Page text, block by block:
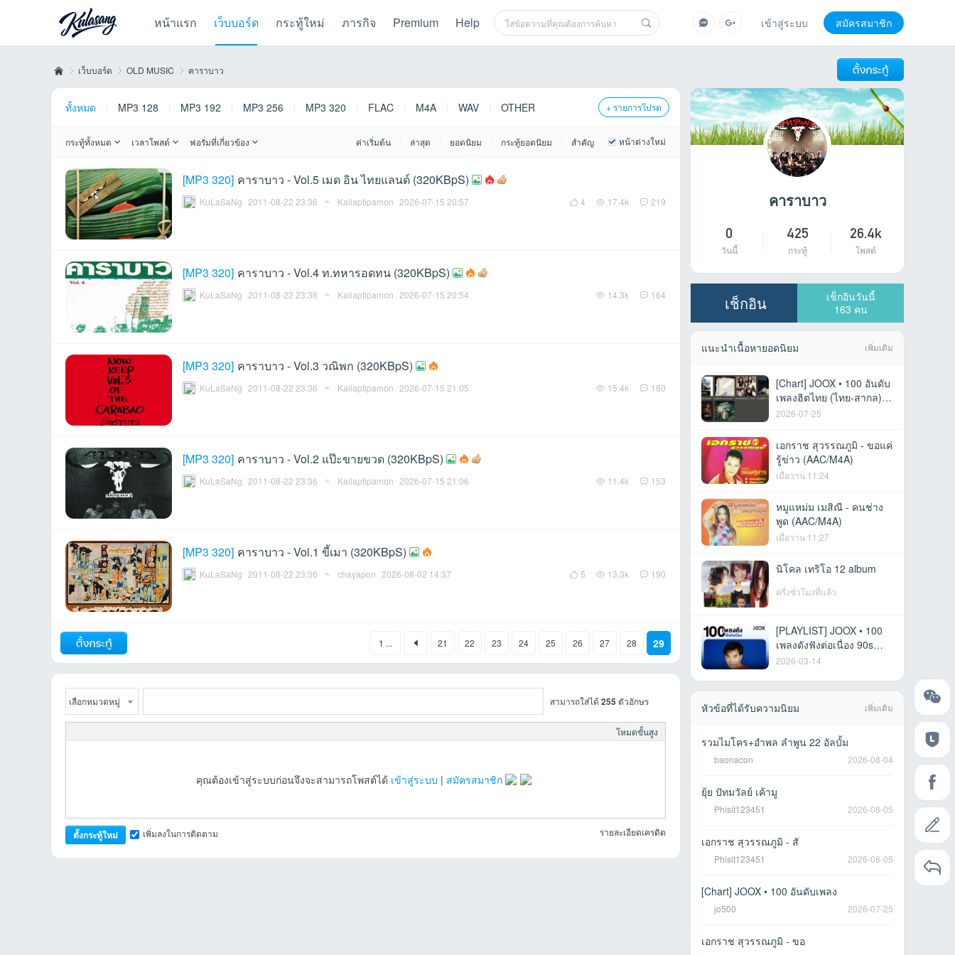
หน้าแรก เว็บบอร์ด กระทู้ใหม่ ภารกิจ Premium Help เข้าสู่ระบบ สมัครสมาชิก
เว็บบอร์ด OLD MUSIC คาราบาว
+ รายการโปรด
ทั้งหมด MP3 128 MP3 192 MP3 256 MP3 320 FLAC M4A WAV OTHER
หน้าต่างใหม่
กระทู้ทั้งหมด เวลาโพสต์ ฟอรั่มที่เกี่ยวข้อง ค่าเริ่มต้น ล่าสุด ยอดนิยม กระทู้ยอดนิยม สำคัญ
[MP3 320] คาราบาว - Vol.5 เมด อิน ไทยแลนด์ (320KBpS)
KuLaSaNg 2011-08-22 23:36 Kailaptipamon 2026-07-15 20:57 4 17.4k 219
[MP3 320] คาราบาว - Vol.4 ท.ทหารอดทน (320KBpS)
KuLaSaNg 2011-08-22 23:36 Kailaptipamon 2026-07-15 20:54 14.3k 164
[MP3 320] คาราบาว - Vol.3 วณิพก (320KBpS)
KuLaSaNg 2011-08-22 23:36 Kailaptipamon 2026-07-15 21:05 15.4k 180
[MP3 320] คาราบาว - Vol.2 แป๊ะขายขวด (320KBpS)
KuLaSaNg 2011-08-22 23:36 Kailaptipamon 2026-07-15 21:06 11.4k 153
[MP3 320] คาราบาว - Vol.1 ขี้เมา (320KBpS)
KuLaSaNg 2011-08-22 23:36 chayapon 2026-08-02 14:37 5 13.3k 190
1 ... 21 22 23 24 25 26 27 28 29
เลือกหมวดหมู่ สามารถใส่ได้255 ตัวอักษร
โหมดขั้นสูง
คุณต้องเข้าสู่ระบบก่อนจึงจะสามารถโพสต์ได้ เข้าสู่ระบบ | สมัครสมาชิก
รายละเอียดเครดิต
ตั้งกระทู้ใหม่ เพิ่มลงในการติดตาม
คาราบาว
0
วันนี้
425
กระทู้
26.4k
โพสต์
เช็กอิน
เช็กอินวันนี้
163 คน
แนะนำเนื้อหายอดนิยม เพิ่มเติม
[Chart] JOOX • 100 อันดับ
เพลงฮิตไทย (ไทย-สากล) •
23 ก.ค. 69 [320 kbps]
2026-07-25
เอกราช สุวรรณภูมิ - ขอแค่
รู้ข่าว (AAC/M4A)
เมื่อวาน 11:24
หมูแหม่ม เมสิณี - คนช่าง
พูด (AAC/M4A)
เมื่อวาน 11:27
นิโคล เทริโอ 12 album
ครึ่งชั่วโมงที่แล้ว
[PLAYLIST] JOOX • 100
เพลงดังฟังต่อเนื่อง 90s
[Thai] • 31 ธ.ค. 2563 [320
2026-03-14
หัวข้อที่ได้รับความนิยม เพิ่มเติม
รวมไมโคร+อำพล ลำพูน 22 อัลบั้ม
baonacon 2026-08-04
ยุ้ย ปัทมวัลย์ เค้ามู
Phisit123451 2026-08-05
เอกราช สุวรรณภูมิ - สั
Phisit123451 2026-08-05
[Chart] JOOX • 100 อันดับเพลง
jo500 2026-07-25
เอกราช สุวรรณภูมิ - ขอ